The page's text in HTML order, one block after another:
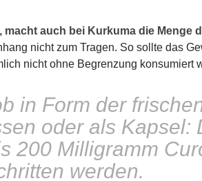
macht auch bei Kurkuma die Menge
nicht zum Tragen. So sollte das
nicht ohne Begrenzung konsumiert
in Form der
oder als Kapsel:
200 Milligramm
werden.